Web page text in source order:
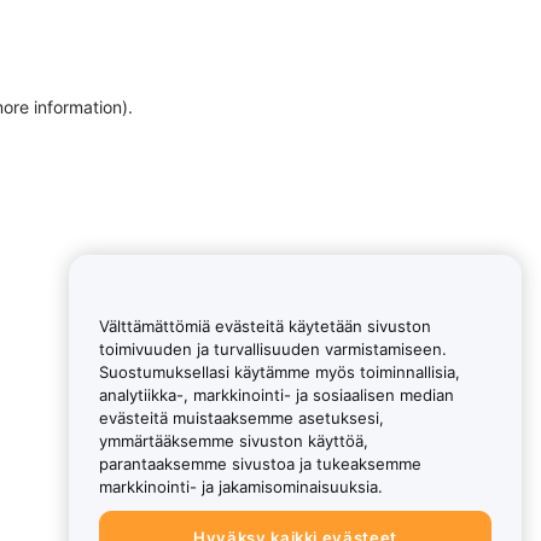
information).
Välttämättömiä evästeitä käytetään sivuston
toimivuuden ja turvallisuuden varmistamiseen.
Suostumuksellasi käytämme myös toiminnallisia,
analytiikka-, markkinointi- ja sosiaalisen median
evästeitä muistaaksemme asetuksesi,
ymmärtääksemme sivuston käyttöä,
parantaaksemme sivustoa ja tukeaksemme
markkinointi- ja jakamisominaisuuksia.